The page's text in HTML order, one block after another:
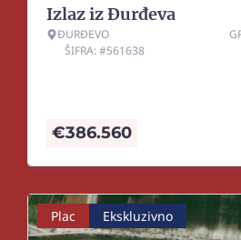
Izlaz iz Đurđeva
ĐURĐEVO
ŠIFRA: #561638
€386.560
Plac Ekskluzivno